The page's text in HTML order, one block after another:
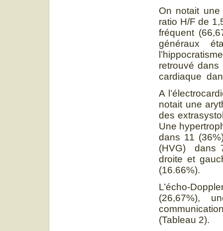
On notait
ratio H/F de
fréquent
généraux
retrouvé
cardiaque
A
notait une
des
Une
dans 11
(HVG) dans
droite et
(16.66%).
L’écho-
(26,67%),
(Tableau 2).